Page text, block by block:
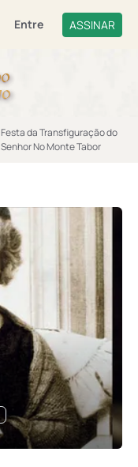
Entre ASSINAR
Festa da Transfiguração do
Senhor No Monte Tabor